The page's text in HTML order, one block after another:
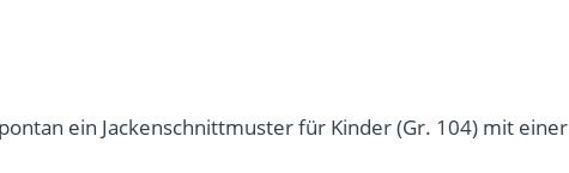
ein Jackenschnittmuster für Kinder (Gr. 104) mit einer